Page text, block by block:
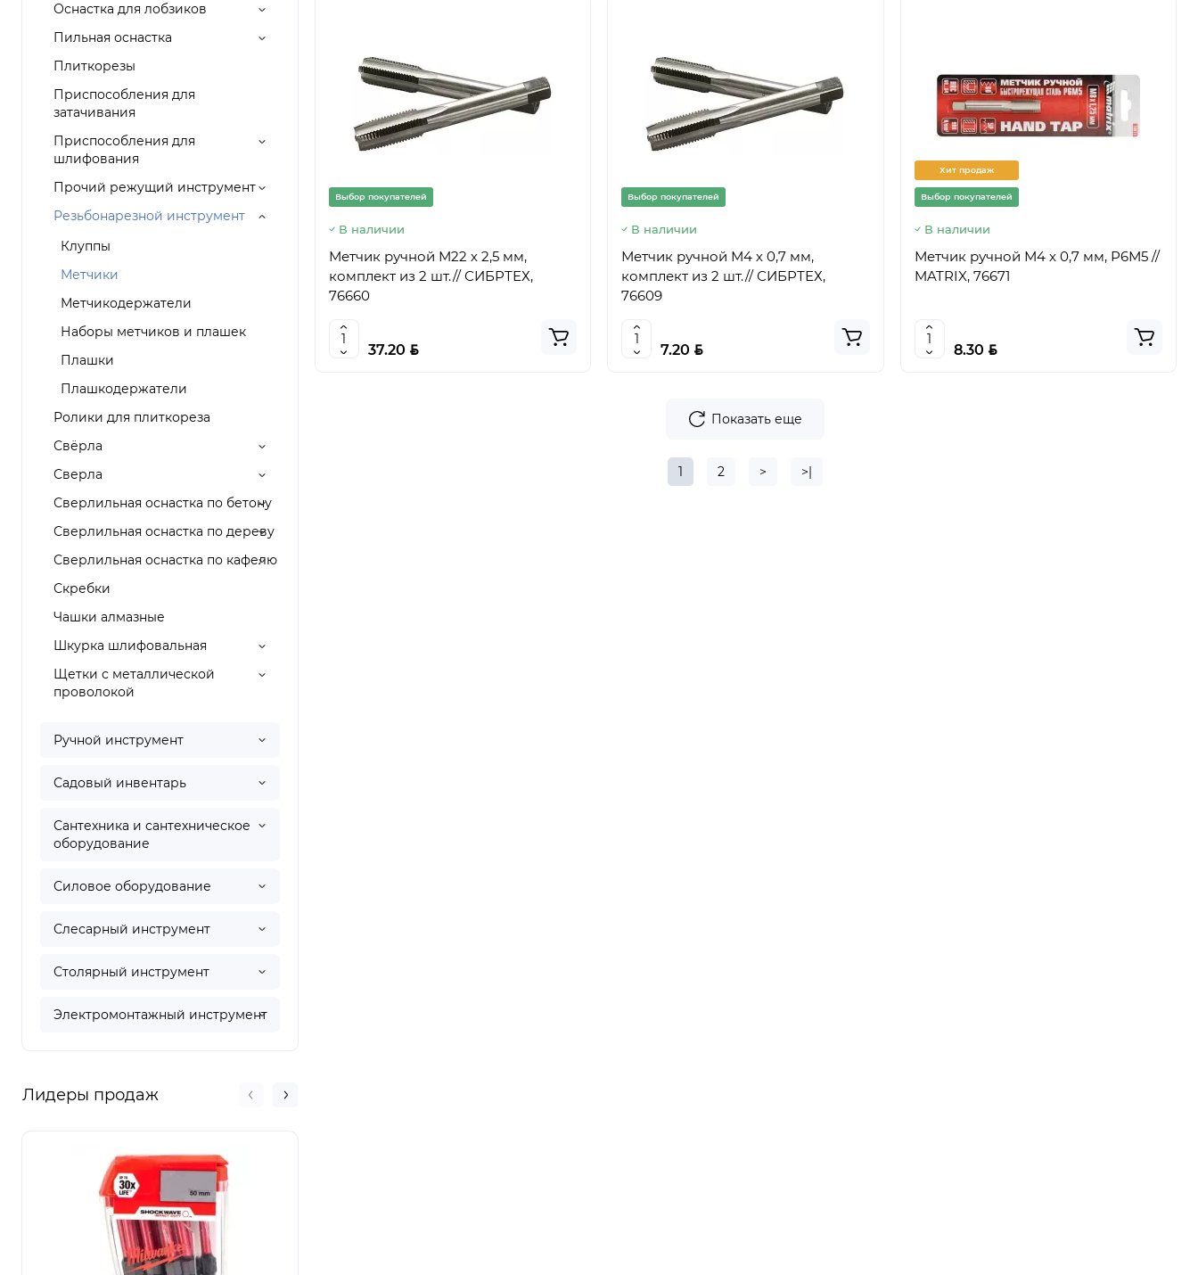
Оснастка для лобзиков
Пильная оснастка
Плиткорезы
Приспособления для
затачивания
Приспособления для
шлифования
Прочий режущий инструмент
Резьбонарезной инструмент
Клуппы
Метчики
Метчикодержатели
Наборы метчиков и плашек
Плашки
Плашкодержатели
Ролики для плиткореза
Свёрла
Сверла
Сверлильная оснастка по бетону
Сверлильная оснастка по дереву
Сверлильная оснастка по кафелю
Скребки
Чашки алмазные
Шкурка шлифовальная
Щетки с металлической
проволокой
Ручной инструмент
Садовый инвентарь
Сантехника и сантехническое
оборудование
Силовое оборудование
Слесарный инструмент
Столярный инструмент
Электромонтажный инструмент
Лидеры продаж
Выбор покупателей
В наличии
Метчик ручной М22 х 2,5 мм,
комплект из 2 шт.// СИБРТЕХ,
76660
37.20 BYN
Выбор покупателей
В наличии
Метчик ручной М4 х 0,7 мм,
комплект из 2 шт.// СИБРТЕХ,
76609
7.20 BYN
Хит продаж
Выбор покупателей
В наличии
Метчик ручной М4 х 0,7 мм, Р6М5 //
MATRIX, 76671
8.30 BYN
Показать еще
1 2 > >|